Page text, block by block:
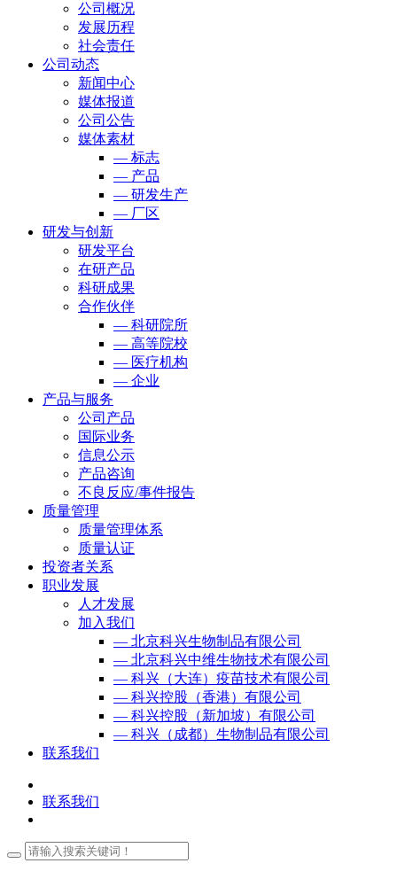
公司概况
发展历程
社会责任
公司动态
新闻中心
媒体报道
公司公告
媒体素材
— 标志
— 产品
— 研发生产
— 厂区
研发与创新
研发平台
在研产品
科研成果
合作伙伴
— 科研院所
— 高等院校
— 医疗机构
— 企业
产品与服务
公司产品
国际业务
信息公示
产品咨询
不良反应/事件报告
质量管理
质量管理体系
质量认证
投资者关系
职业发展
人才发展
加入我们
— 北京科兴生物制品有限公司
— 北京科兴中维生物技术有限公司
— 科兴（大连）疫苗技术有限公司
— 科兴控股（香港）有限公司
— 科兴控股（新加坡）有限公司
— 科兴（成都）生物制品有限公司
联系我们
联系我们